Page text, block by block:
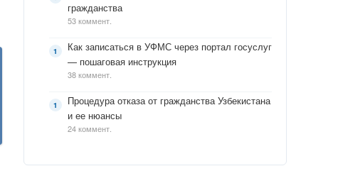
гражданства
53 коммент.
Как записаться в УФМС через портал госуслуг
— пошаговая инструкция
38 коммент.
Процедура отказа от гражданства Узбекистана
и ее нюансы
24 коммент.